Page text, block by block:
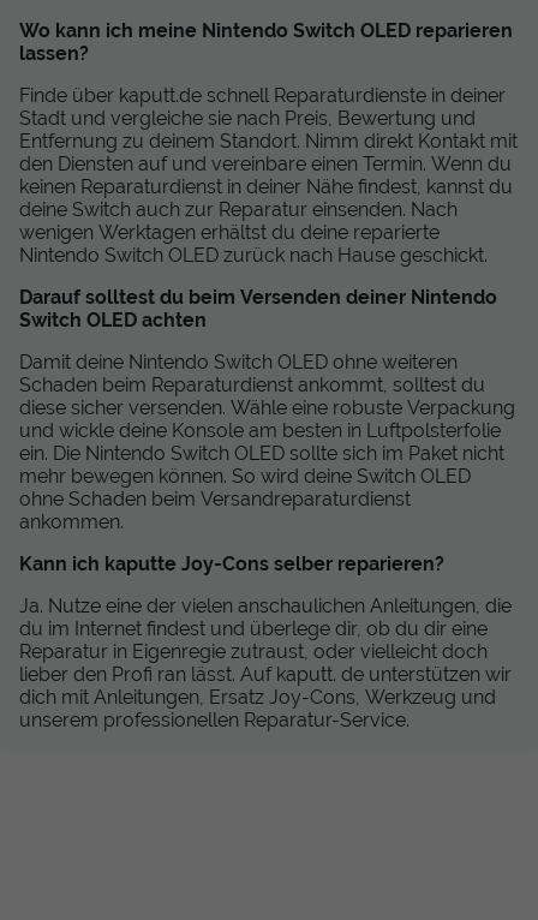
Wo kann ich meine Nintendo Switch OLED reparieren
lassen?
Finde über kaputt.de schnell Reparaturdienste in deiner
Stadt und vergleiche sie nach Preis, Bewertung und
Entfernung zu deinem Standort. Nimm direkt Kontakt mit
den Diensten auf und vereinbare einen Termin. Wenn du
keinen Reparaturdienst in deiner Nähe findest, kannst du
deine Switch auch zur Reparatur einsenden. Nach
wenigen Werktagen erhältst du deine reparierte
Nintendo Switch OLED zurück nach Hause geschickt.
Darauf solltest du beim Versenden deiner Nintendo
Switch OLED achten
Damit deine Nintendo Switch OLED ohne weiteren
Schaden beim Reparaturdienst ankommt, solltest du
diese sicher versenden. Wähle eine robuste Verpackung
und wickle deine Konsole am besten in Luftpolsterfolie
ein. Die Nintendo Switch OLED sollte sich im Paket nicht
mehr bewegen können. So wird deine Switch OLED
ohne Schaden beim Versandreparaturdienst
ankommen.
Kann ich kaputte Joy-Cons selber reparieren?
Ja. Nutze eine der vielen anschaulichen Anleitungen, die
du im Internet findest und überlege dir, ob du dir eine
Reparatur in Eigenregie zutraust, oder vielleicht doch
lieber den Profi ran lässt. Auf kaputt. de unterstützen wir
dich mit Anleitungen, Ersatz Joy-Cons, Werkzeug und
unserem professionellen Reparatur-Service.